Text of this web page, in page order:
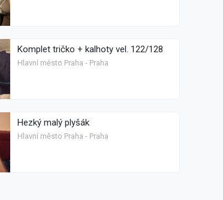
Komplet tričko + kalhoty vel. 122/128
Hlavní město Praha - Praha
Hezký malý plyšák
Hlavní město Praha - Praha